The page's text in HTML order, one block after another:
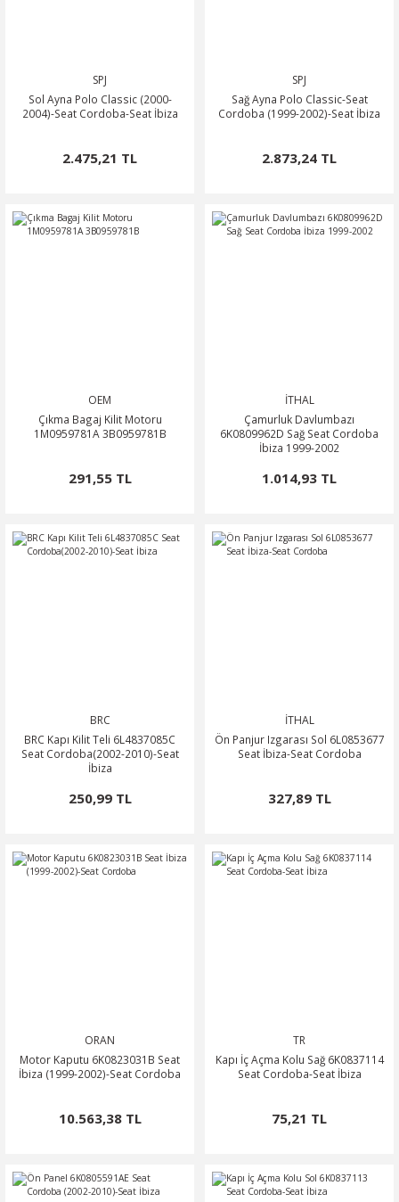
SPJ
Sol Ayna Polo Classic (2000-
2004)-Seat Cordoba-Seat İbiza
2.475,21 TL
SPJ
Sağ Ayna Polo Classic-Seat
Cordoba (1999-2002)-Seat İbiza
2.873,24 TL
OEM
Çıkma Bagaj Kilit Motoru
1M0959781A 3B0959781B
291,55 TL
İTHAL
Çamurluk Davlumbazı
6K0809962D Sağ Seat Cordoba
İbiza 1999-2002
1.014,93 TL
BRC
BRC Kapı Kilit Teli 6L4837085C
Seat Cordoba(2002-2010)-Seat
İbiza
250,99 TL
İTHAL
Ön Panjur Izgarası Sol 6L0853677
Seat İbiza-Seat Cordoba
327,89 TL
ORAN
Motor Kaputu 6K0823031B Seat
İbiza (1999-2002)-Seat Cordoba
10.563,38 TL
TR
Kapı İç Açma Kolu Sağ 6K0837114
Seat Cordoba-Seat İbiza
75,21 TL